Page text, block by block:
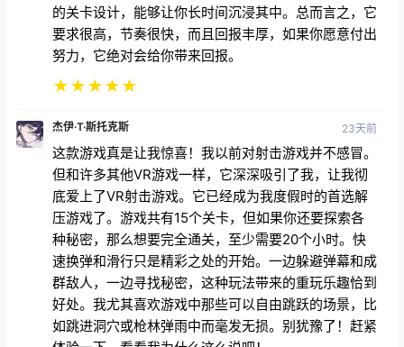
杰伊·T·斯托克斯 23天前
这款游戏真是让我惊喜！我以前对射击游戏并不感冒。
但和许多其他VR游戏一样，它深深吸引了我，让我彻
底爱上了VR射击游戏。它已经成为我度假时的首选解
种秘密，那么想要完全通关，至少需要20个小时。快
速换弹和滑行只是精彩之处的开始。一边躲避弹幕和成
群敌人，一边寻找秘密，这种玩法带来的重玩乐趣恰到
好处。我尤其喜欢游戏中那些可以自由跳跃的场景，比
如跳进洞穴或枪林弹雨中而毫发无损。别犹豫了！赶紧
体验一下，看看我为什么这么说吧！
★★★★★
拉尔基翁 21天前
VR 需要更多像这样的游戏。完整、优质、运行流畅且